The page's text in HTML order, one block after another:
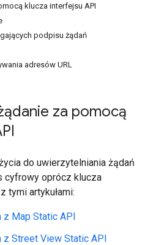
klucza interfejsu API
podpisu żądań
adresów URL
za pomocą
do uwierzytelniania żądań
cyfrowy oprócz klucza
tymi artykułami:
z Map Static API
Street View Static API